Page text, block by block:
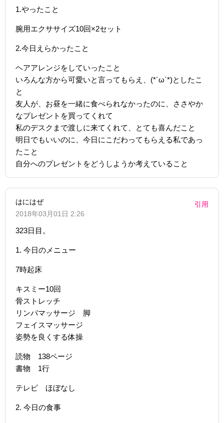
1.やったこと
腕用エクササイズ10回×2セット
2.今日えらかったこと
ヘアアレンジをしていったこと
いろんな方から可愛いと言ってもらえ、(*´ω`*)としたこ
と
友人が、お昼を一緒に食べられなかったのに、ささやか
なプレゼントを買ってくれて
私のデスクまで渡しに来てくれて、とても喜んだこと
明日でもいいのに、今日にこだわってもらえる私であっ
たこと
自分へのプレゼントをどうしようか考えていること
はにはぜ
2018年03月01日 2:26
引用
‎323日目。
1. 今日のメニュー
7時起床
キスミー10回
骨ストレッチ
リンパマッサージ 脚
フェイスマッサージ
姿勢を良くする体操
読物 138ページ
書物 1行
テレビ ほぼなし
2. 今日の食事